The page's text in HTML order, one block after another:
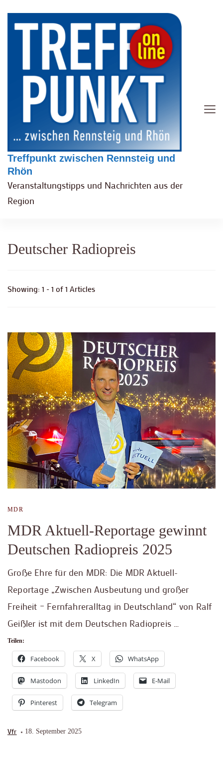
Treffpunkt zwischen Rennsteig und
Rhön
Veranstaltungstipps und Nachrichten aus der
Region
Deutscher Radiopreis
Showing: 1 - 1 of 1 Articles
MDR
MDR Aktuell-Reportage gewinnt
Deutschen Radiopreis 2025
Große Ehre für den MDR: Die MDR Aktuell-
Reportage „Zwischen Ausbeutung und großer
Freiheit – Fernfahreralltag in Deutschland“ von Ralf
Geißler ist mit dem Deutschen Radiopreis …
Teilen:
Facebook X WhatsApp
Mastodon LinkedIn E-Mail
Pinterest Telegram
Vfr 18. September 2025